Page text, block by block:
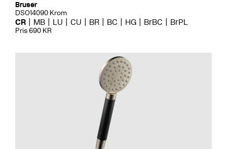
Bruser
DSO14090 Krom
CR MB LU CU BR BC HG BrBC BrPL
Pris 690 KR